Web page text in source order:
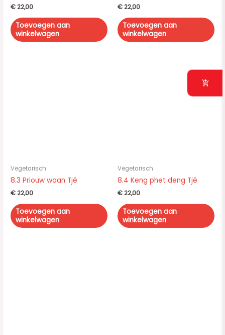
€22,00
Toevoegen aan
winkelwagen
€22,00
Toevoegen aan
winkelwagen
Vegetarisch
8.3 Priouw waan Tjé
€22,00
Toevoegen aan
winkelwagen
Vegetarisch
8.4 Keng phet deng Tjé
€22,00
Toevoegen aan
winkelwagen